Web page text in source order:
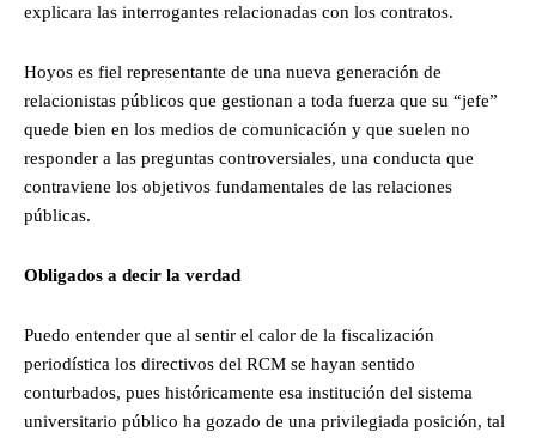
explicara las interrogantes relacionadas con los contratos.
Hoyos es fiel representante de una nueva generación de
relacionistas públicos que gestionan a toda fuerza que su “jefe”
quede bien en los medios de comunicación y que suelen no
responder a las preguntas controversiales, una conducta que
contraviene los objetivos fundamentales de las relaciones
públicas.
Obligados a decir la verdad
Puedo entender que al sentir el calor de la fiscalización
periodística los directivos del RCM se hayan sentido
conturbados, pues históricamente esa institución del sistema
universitario público ha gozado de una privilegiada posición, tal